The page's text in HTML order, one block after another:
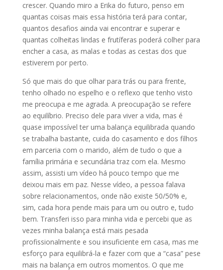
crescer. Quando miro a Erika do futuro, penso em
quantas coisas mais essa história terá para contar,
quantos desafios ainda vai encontrar e superar e
quantas colheitas lindas e frutíferas poderá colher para
encher a casa, as malas e todas as cestas dos que
estiverem por perto.
Só que mais do que olhar para trás ou para frente,
tenho olhado no espelho e o reflexo que tenho visto
me preocupa e me agrada. A preocupação se refere
ao equilíbrio. Preciso dele para viver a vida, mas é
quase impossível ter uma balança equilibrada quando
se trabalha bastante, cuida do casamento e dos filhos
em parceria com o marido, além de tudo o que a
família primária e secundária traz com ela. Mesmo
assim, assisti um vídeo há pouco tempo que me
deixou mais em paz. Nesse vídeo, a pessoa falava
sobre relacionamentos, onde não existe 50/50% e,
sim, cada hora pende mais para um ou outro e, tudo
bem. Transferi isso para minha vida e percebi que as
vezes minha balança está mais pesada
profissionalmente e sou insuficiente em casa, mas me
esforço para equilibrá-la e fazer com que a “casa” pese
mais na balança em outros momentos. O que me